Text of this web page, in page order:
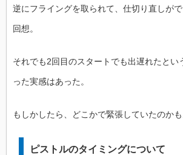
逆にフライングを取られて、仕切り直しが
回想。
それでも2回目のスタートでも出遅れたとい
った実感はあった。
もしかしたら、どこかで緊張していたのかも
ピストルのタイミングについて